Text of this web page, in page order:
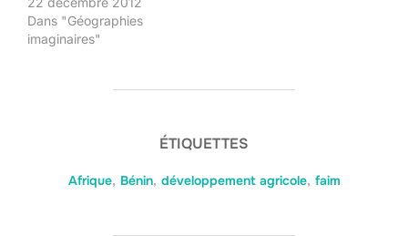
Dans "Géographies
imaginaires"
ÉTIQUETTES
Afrique, Bénin, développement agricole, faim